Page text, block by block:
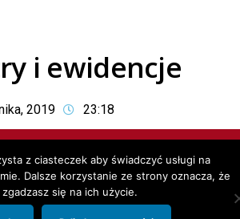
i ewidencje
2019 23:18
Wykonanie: projectnet
z ciasteczek aby świadczyć usługi na
Dalsze korzystanie ze strony oznacza, że
zgadzasz się na ich użycie.